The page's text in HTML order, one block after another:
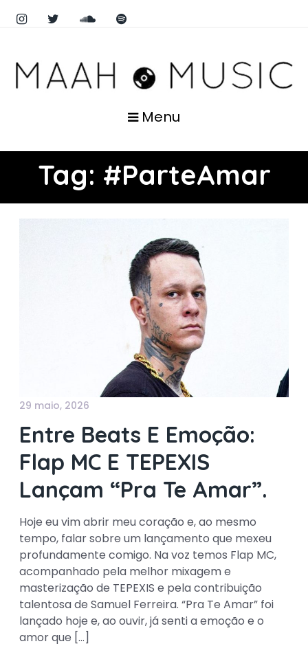
Menu
Tag: #ParteAmar
29 maio, 2026
Entre Beats E Emoção:
Flap MC E TEPEXIS
Lançam “Pra Te Amar”.
Hoje eu vim abrir meu coração e, ao mesmo
tempo, falar sobre um lançamento que mexeu
profundamente comigo. Na voz temos Flap MC,
acompanhado pela melhor mixagem e
masterização de TEPEXIS e pela contribuição
talentosa de Samuel Ferreira. “Pra Te Amar” foi
lançado hoje e, ao ouvir, já senti a emoção e o
amor que […]